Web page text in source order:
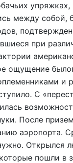
между собой,
при
ощущение
и
С
После
аэропорта.
Открылся
пошли в